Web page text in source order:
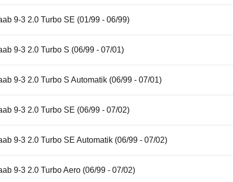
9-3 2.0 Turbo SE (01/99 - 06/99)
9-3 2.0 Turbo S (06/99 - 07/01)
9-3 2.0 Turbo S Automatik (06/99 - 07/01)
9-3 2.0 Turbo SE (06/99 - 07/02)
9-3 2.0 Turbo SE Automatik (06/99 - 07/02)
9-3 2.0 Turbo Aero (06/99 - 07/02)